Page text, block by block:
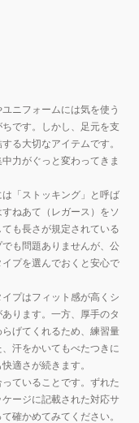
ニフォームには気を使う
です。しかし、足元を支
る大切なアイテムです。
力がぐっと変わってきま
「ストッキング」と呼ば
ねあて（レガース）をソ
も長さが規定されている
も問題ありませんが、公
プを選んでおくと安心で
プはフィット感が高くシ
ります。一方、厚手のタ
げてくれるため、練習量
汗をかいてもべたつきに
適さが続きます。
ていることです。ずれた
ージに記載された対応サ
確かめてみてください。